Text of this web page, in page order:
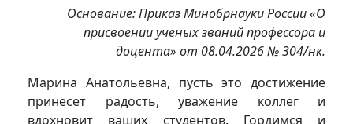
Основание: Приказ Минобрнауки России «О
присвоении ученых званий профессора и
доцента» от 08.04.2026 № 304/нк.
Марина Анатольевна, пусть это достижение
принесет радость, уважение коллег и
вдохновит ваших студентов. Гордимся и